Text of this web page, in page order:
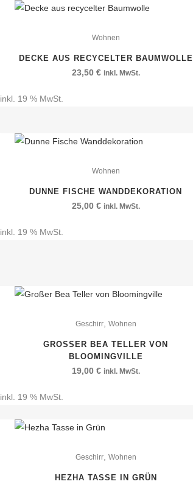
Wohnen
DECKE AUS RECYCELTER BAUMWOLLE
23,50 € inkl. MwSt.
inkl. 19 % MwSt.
Wohnen
DUNNE FISCHE WANDDEKORATION
25,00 € inkl. MwSt.
inkl. 19 % MwSt.
Geschirr, Wohnen
GROSSER BEA TELLER VON B
LOOMINGVILLE
19,00 € inkl. MwSt.
inkl. 19 % MwSt.
Geschirr, Wohnen
HEZHA TASSE IN GRÜN